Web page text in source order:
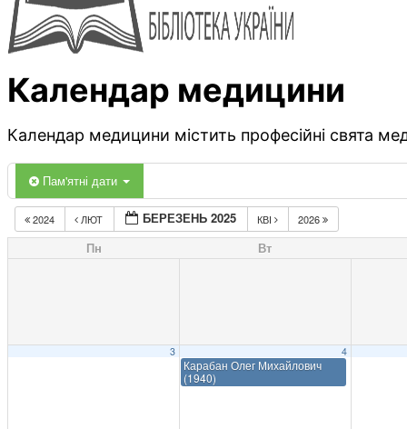
Календар медицини
Календар медицини містить професійні свята
Пам'ятні дати
2024 ЛЮТ БЕРЕЗЕНЬ 2025 КВІ 2026
Пн Вт
3 4
Карабан Олег Михайлович
(1940)